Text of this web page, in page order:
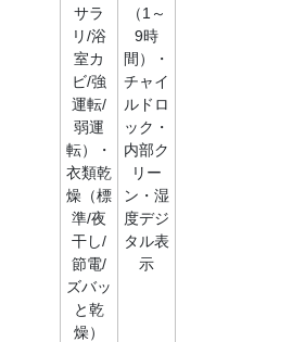
サラ
リ/浴
室カ
ビ/強
運転/
弱運
転）・
衣類乾
燥（標
準/夜
干し/
節電/
ズバッ
と乾
燥）
（1～
9時
間）・
チャイ
ルドロ
ック・
内部ク
リー
ン・湿
度デジ
タル表
示